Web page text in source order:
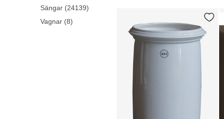
Sängar (24139)
Vagnar (8)